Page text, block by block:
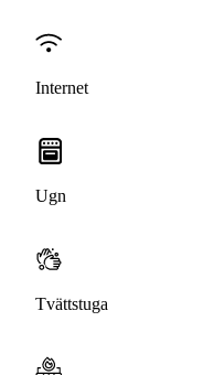
Internet
Ugn
Tvättstuga